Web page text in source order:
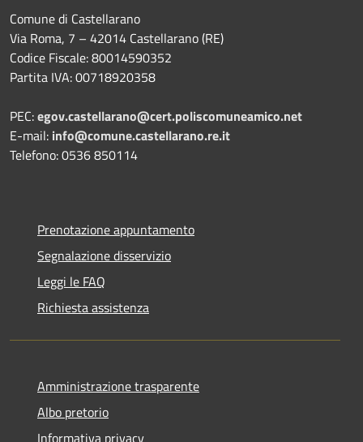
Comune di Castellarano
Via Roma, 7 – 42014 Castellarano (RE)
Codice Fiscale: 80014590352
Partita IVA: 00718920358
PEC:egov.castellarano@cert.poliscomuneamico.net
E-mail: info@comune.castellarano.re.it
Telefono: 0536 850114
Prenotazione appuntamento
Segnalazione disservizio
Leggi le FAQ
Richiesta assistenza
Amministrazione trasparente
Albo pretorio
Informativa privacy